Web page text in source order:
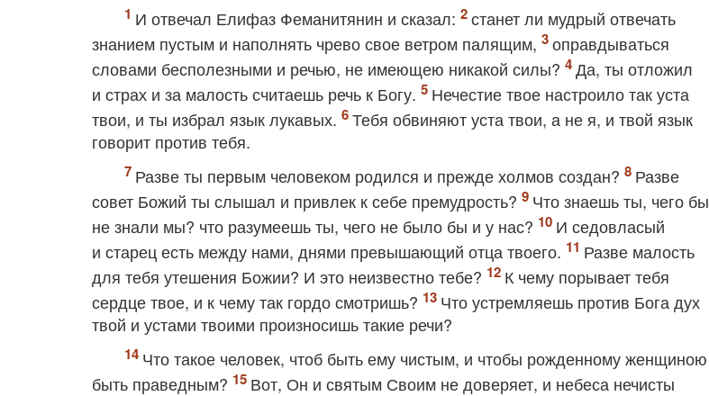
И отвечал Елифаз Феманитянин и сказал:
станет ли мудрый отвечать
знанием пустым и наполнять чрево свое ветром палящим,
оправдываться
словами бесполезными и речью, не имеющею никакой силы?
Да, ты отложил
и страх и за малость считаешь речь к Богу.
Нечестие твое настроило так уста
твои, и ты избрал язык лукавых.
Тебя обвиняют уста твои, а не я, и твой язык
говорит против тебя.
Разве ты первым человеком родился и прежде холмов создан?
Разве
совет Божий ты слышал и привлек к себе премудрость?
Что знаешь ты, чего бы
не знали мы? что разумеешь ты, чего не было бы и у нас?
И седовласый
и старец есть между нами, днями превышающий отца твоего.
Разве малость
для тебя утешения Божии? И это неизвестно тебе?
К чему порывает тебя
сердце твое, и к чему так гордо смотришь?
Что устремляешь против Бога дух
твой и устами твоими произносишь такие речи?
Что такое человек, чтоб быть ему чистым, и чтобы рожденному женщиною
быть праведным?
Вот, Он и святым Своим не доверяет, и небеса нечисты